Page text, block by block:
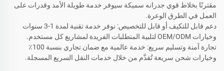
مقترنًا بخلاط قوي جدرانه سميكة سيوفر خدمة طويلة الأمد وقدرات على
العمل في الطرق الوعرة.
دعم قابل للتكيف أو قابل للتخصيص: نوفر خدمة تقنية لمدة 1-3 سنوات
وخيارات OEM/ODM لتلبية المتطلبات الفريدة لمشاريع كل مستخدم.
تجارة آمنة وتسليم سريع: خدمة عالمية مع ضمان تجاري بنسبة 100٪
وخيارات شحن سريعة تُقدَّم من خلال خدمات النقل السريع المسجلة.